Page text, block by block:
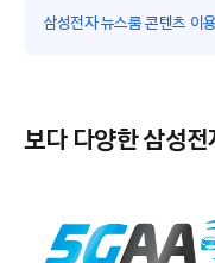
삼성전자 뉴스룸 콘텐츠 이
보다 다양한 삼성